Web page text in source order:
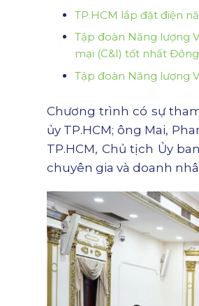
TP.HCM lắp đặt điện
Tập đoàn Năng lượng
mại (C&I) tốt nhất
Tập đoàn Năng lượng
Chương trình có sự
ủy TP.HCM; ông Mai,
TP.HCM, Chủ tịch Ủy
chuyên gia và doanh